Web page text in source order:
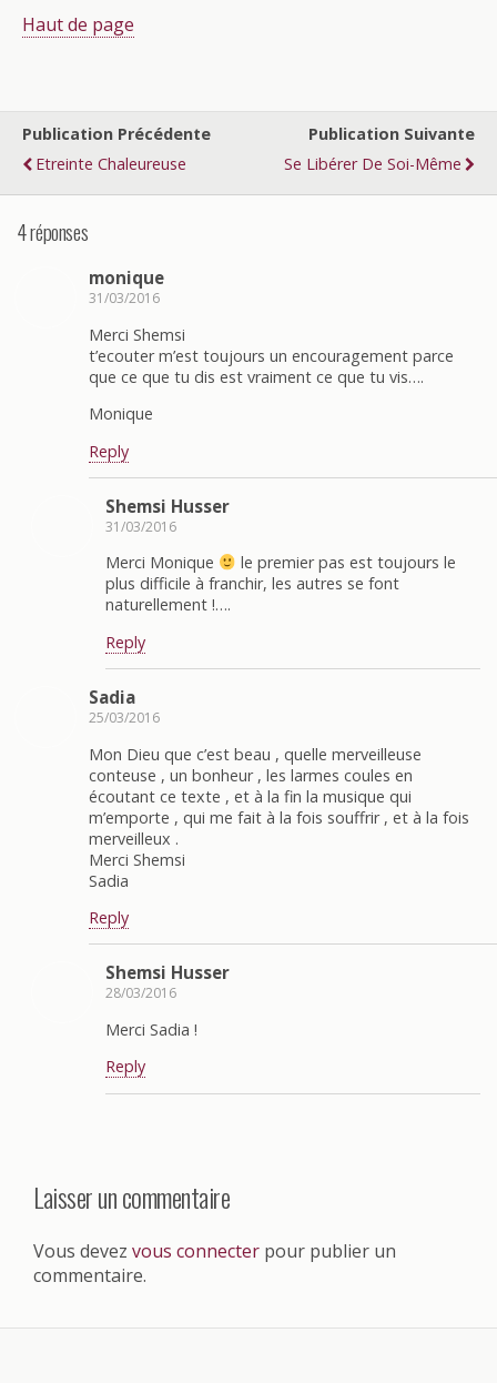
Haut de page
Publication Précédente
Etreinte Chaleureuse
Publication Suivante
Se Libérer De Soi-Même
4 réponses
monique
31/03/2016
Merci Shemsi
t’ecouter m’est toujours un encouragement parce
que ce que tu dis est vraiment ce que tu vis….
Monique
Reply
Shemsi Husser
31/03/2016
Merci Monique
le premier pas est toujours le
plus difficile à franchir, les autres se font
naturellement !….
Reply
Sadia
25/03/2016
Mon Dieu que c’est beau , quelle merveilleuse
conteuse , un bonheur , les larmes coules en
écoutant ce texte , et à la fin la musique qui
m’emporte , qui me fait à la fois souffrir , et à la fois
merveilleux .
Merci Shemsi
Sadia
Reply
Shemsi Husser
28/03/2016
Merci Sadia !
Reply
Laisser un commentaire
Vous devez vous connecter pour publier un
commentaire.